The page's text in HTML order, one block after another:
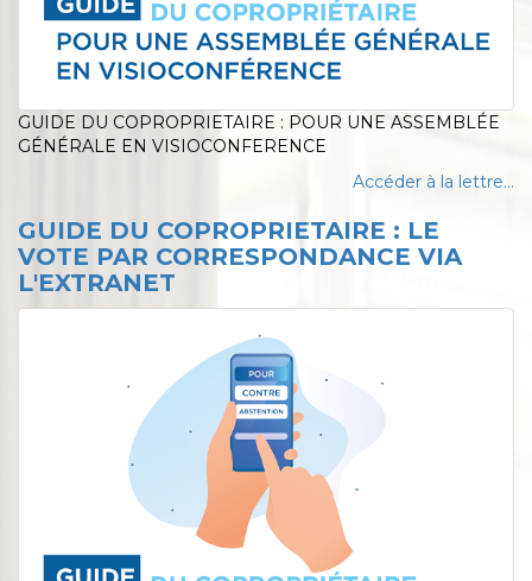
GUIDE DU COPROPRIETAIRE : POUR UNE ASSEMBLÉE
GÉNÉRALE EN VISIOCONFERENCE
Accéder à la lettre...
GUIDE DU COPROPRIETAIRE : LE
VOTE PAR CORRESPONDANCE VIA
L'EXTRANET